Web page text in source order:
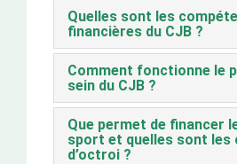
Quelles sont les
financières du CJB ?
Comment fonctionne le
sein du CJB ?
Que permet de financer
sport et quelles sont les
d’octroi ?